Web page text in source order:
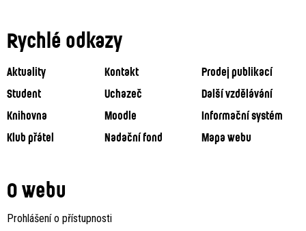
Rychlé odkazy
Aktuality Kontakt
Prodej publikací
Student
Uchazeč
Další vzdělávání
Knihovna
Moodle
Informační systém
Klub přátel
Nadační fond Mapa webu
O webu
Prohlášení o přístupnosti